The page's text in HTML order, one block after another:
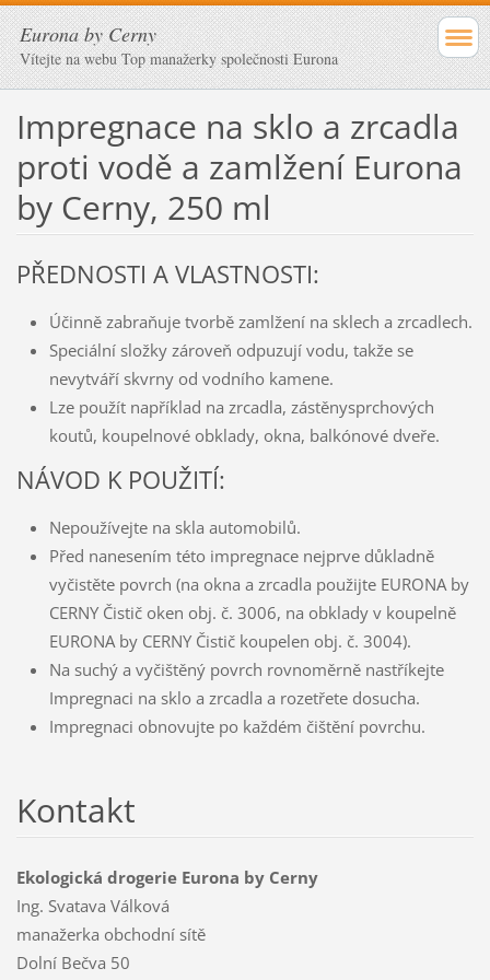
Eurona by Cerny
Vítejte na webu Top manažerky společnosti Eurona
Impregnace na sklo a zrcadla
proti vodě a zamlžení Eurona
by Cerny, 250 ml
PŘEDNOSTI A VLASTNOSTI:
Účinně zabraňuje tvorbě zamlžení na sklech a zrcadlech.
Speciální složky zároveň odpuzují vodu, takže se
nevytváří skvrny od vodního kamene.
Lze použít například na zrcadla, zástěnysprchových
koutů, koupelnové obklady, okna, balkónové dveře.
NÁVOD K POUŽITÍ:
Nepoužívejte na skla automobilů.
Před nanesením této impregnace nejprve důkladně
vyčistěte povrch (na okna a zrcadla použijte EURONA by
CERNY Čistič oken obj. č. 3006, na obklady v koupelně
EURONA by CERNY Čistič koupelen obj. č. 3004).
Na suchý a vyčištěný povrch rovnoměrně nastříkejte
Impregnaci na sklo a zrcadla a rozetřete dosucha.
Impregnaci obnovujte po každém čištění povrchu.
Kontakt
Ekologická drogerie Eurona by Cerny
Ing. Svatava Válková
manažerka obchodní sítě
Dolní Bečva 50